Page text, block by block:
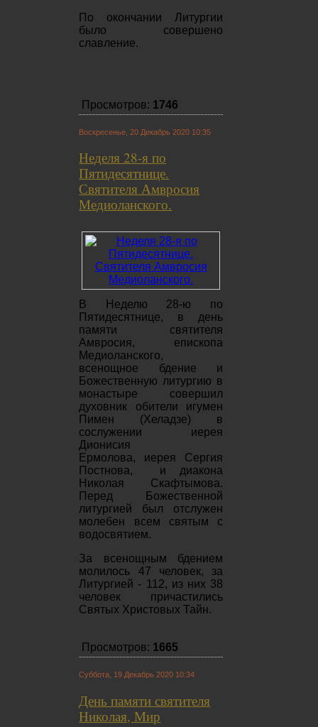
По окончании Литургии
было совершено
славление.
Просмотров: 1746
Воскресенье, 20 Декабрь 2020 10:35
Неделя 28-я по
Пятидесятнице.
Святителя Амвросия
Медиоланского.
В Неделю 28-ю по
Пятидесятнице, в день
памяти святителя
Амвросия, епископа
Медиоланского,
всенощное бдение и
Божественную литургию в
монастыре совершил
духовник обители игумен
Пимен (Хеладзе) в
сослужении иерея
Дионисия
Ермолова, иерея Сергия
Постнова, и диакона
Николая Скафтымова.
Перед Божественной
литургией был отслужен
молебен всем святым с
водосвятием.
За всенощным бдением
молилось 47 человек, за
Литургией - 112, из них 38
человек причастились
Святых Христовых Тайн.
Просмотров: 1665
Суббота, 19 Декабрь 2020 10:34
День памяти святителя
Николая, Мир